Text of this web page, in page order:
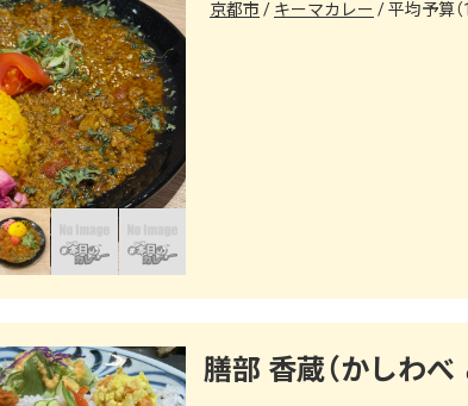
京都市 キーマカレー 平均予算
膳部 香蔵（かしわべ